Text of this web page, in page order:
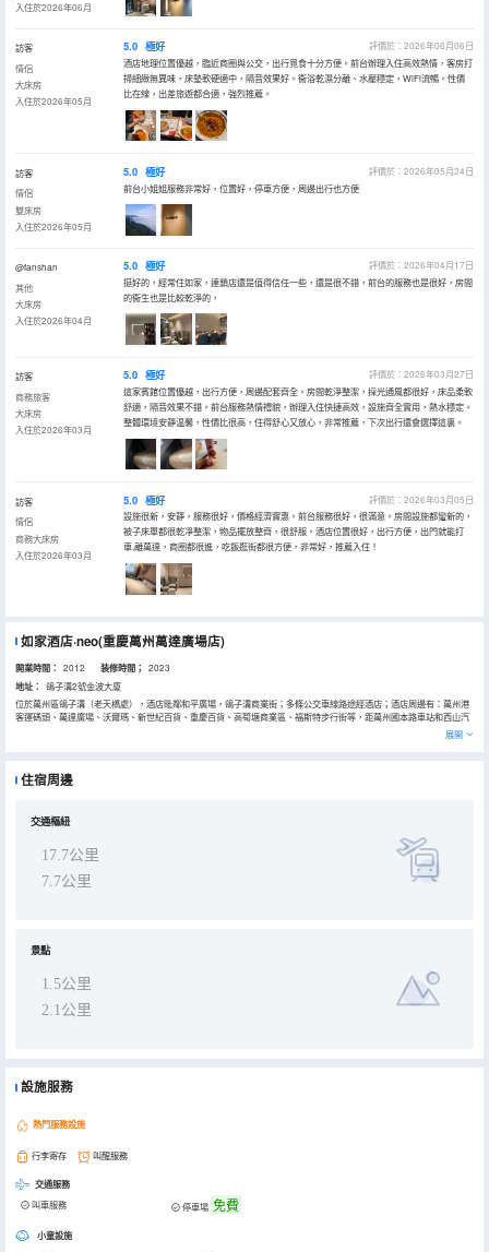
入住於2026年06月
訪客
情侶
大床房
入住於2026年05月
5.0 極好
評價於：2026年06月06日
酒店地理位置優越，臨近商圈與公交，出行覓食十分方便。前台辦理入住高效熱情，客房打
掃細緻無異味，床墊軟硬適中，隔音效果好。衞浴乾濕分離、水壓穩定，WiFi流暢。性價
比在線，出差旅遊都合適，強烈推薦。
訪客
情侶
雙床房
入住於2026年05月
5.0 極好
評價於：2026年05月24日
前台小姐姐服務非常好，位置好，停車方便，周邊出行也方便
@fanshan
其他
大床房
入住於2026年04月
5.0 極好
評價於：2026年04月17日
挺好的，經常住如家，連鎖店還是值得信任一些，還是很不錯，前台的服務也是很好，房間
的衞生也是比較乾淨的，
訪客
商務旅客
大床房
入住於2026年03月
5.0 極好
評價於：2026年03月27日
這家賓館位置優越，出行方便，周邊配套齊全。房間乾淨整潔，採光通風都很好，床品柔軟
舒適，隔音效果不錯。前台服務熱情禮貌，辦理入住快捷高效，設施齊全實用，熱水穩定。
整體環境安靜温馨，性價比很高，住得舒心又放心，非常推薦，下次出行還會選擇這裏。
訪客
情侶
商務大床房
入住於2026年03月
5.0 極好
評價於：2026年03月05日
設施很新，安靜，服務很好，價格經濟實惠。前台服務很好，很滿意。房間設施都蠻新的，
被子床單都很乾凈整潔，物品擺放整齊，很舒服。酒店位置很好，出行方便，出門就能打
車,離萬達，商圈都很進，吃飯逛街都很方便，非常好，推薦入住！
如家酒店·neo(重慶萬州萬達廣場店)
開業時間： 2012 装修時間； 2023
地址：
鴿子溝2號金波大廈
位於萬州區鴿子溝（老天橋處），酒店毗鄰和平廣場，鴿子溝商業街；多條公交車線路途經酒店；酒店周邊有：萬州港
客運碼頭、萬達廣場、沃爾瑪、新世紀百貨、重慶百貨、高筍塘商業區、福斯特步行街等，距萬州國本路車站和西山汽
車站車程約5分鐘，從酒店步行約5分鐘可到達萬州核心商業圈萬達廣場。酒店面向長江，背靠太白巖，風景秀麗，江風
一硬件設施。酒店內外由名家設計，風格簡約、別緻，設施齊全，環境舒適，安全便捷，是商務、休閒，旅遊客人的理
展開
住宿周邊
交通樞紐
17.7公里
7.7公里
景點
1.5公里
2.1公里
設施服務
熱門服務設施
行李寄存 叫醒服務
交通服務
叫車服務 停車場 免費
小童設施